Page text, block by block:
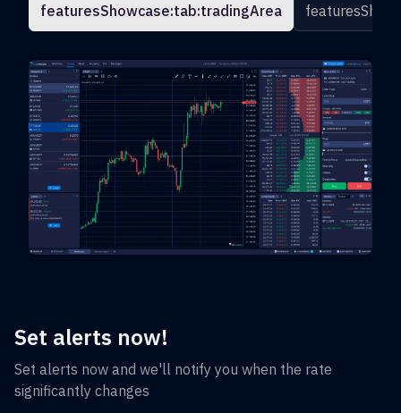
featuresShowcase:tab:tradingArea
Set alerts now!
Set alerts now and we'll notify you when the rate
significantly changes